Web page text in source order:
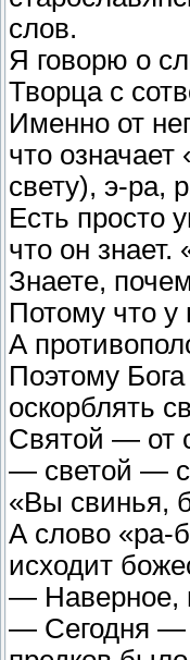
слов.
Я говорю о
Творца с
Именно от
что означает
свету), э-ра,
Есть просто
что он
Знаете,
Потому что у
А
Поэтому
оскорблять
Святой — от
— светой —
«Вы свинья,
А слово «ра-
исходит
— Наверное,
— Сегодня —